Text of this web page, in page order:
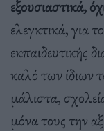
εξουσιαστικά,
ελεγκτικά, για
εκπαιδευτικής
καλό των ίδιων
μάλιστα,
μόνα τους την